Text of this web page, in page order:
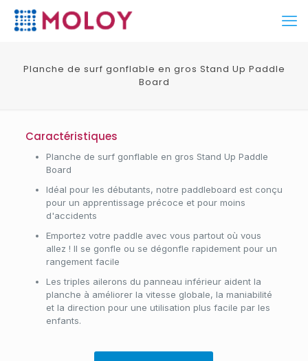
Planche de surf gonflable en gros Stand Up Paddle
Board
Caractéristiques
Planche de surf gonflable en gros Stand Up Paddle
Board
Idéal pour les débutants, notre paddleboard est conçu
pour un apprentissage précoce et pour moins
d'accidents
Emportez votre paddle avec vous partout où vous
allez ! Il se gonfle ou se dégonfle rapidement pour un
rangement facile
Les triples ailerons du panneau inférieur aident la
planche à améliorer la vitesse globale, la maniabilité
et la direction pour une utilisation plus facile par les
enfants.